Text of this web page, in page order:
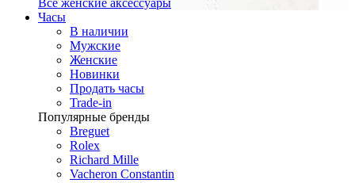
Все женские аксессуары
Часы
В наличии
Мужские
Женские
Новинки
Продать часы
Trade-in
Популярные бренды
Breguet
Rolex
Richard Mille
Vacheron Constantin